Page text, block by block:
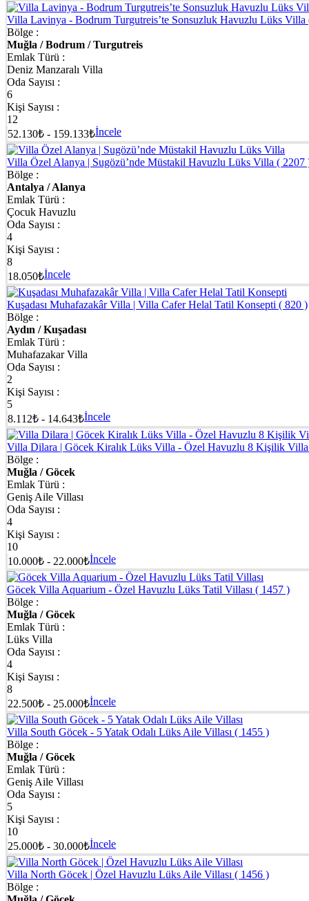
Villa Lavinya - Bodrum Turgutreis’te Sonsuzluk Havuzlu Lüks Villa
Bölge :
Muğla / Bodrum / Turgutreis
Emlak Türü :
Deniz Manzaralı Villa
Oda Sayısı :
6
Kişi Sayısı :
12
52.130₺ - 159.133₺İncele
Villa Özel Alanya | Sugözü’nde Müstakil Havuzlu Lüks Villa ( 2207
Bölge :
Antalya / Alanya
Emlak Türü :
Çocuk Havuzlu
Oda Sayısı :
4
Kişi Sayısı :
8
18.050₺İncele
Kuşadası Muhafazakâr Villa | Villa Cafer Helal Tatil Konsepti ( 820 )
Bölge :
Aydın / Kuşadası
Emlak Türü :
Muhafazakar Villa
Oda Sayısı :
2
Kişi Sayısı :
5
8.112₺ - 14.643₺İncele
Villa Dilara | Göcek Kiralık Lüks Villa - Özel Havuzlu 8 Kişilik Villa
Bölge :
Muğla / Göcek
Emlak Türü :
Geniş Aile Villası
Oda Sayısı :
4
Kişi Sayısı :
10
10.000₺ - 22.000₺İncele
Göcek Villa Aquarium - Özel Havuzlu Lüks Tatil Villası ( 1457 )
Bölge :
Muğla / Göcek
Emlak Türü :
Lüks Villa
Oda Sayısı :
4
Kişi Sayısı :
8
22.500₺ - 25.000₺İncele
Villa South Göcek - 5 Yatak Odalı Lüks Aile Villası ( 1455 )
Bölge :
Muğla / Göcek
Emlak Türü :
Geniş Aile Villası
Oda Sayısı :
5
Kişi Sayısı :
10
25.000₺ - 30.000₺İncele
Villa North Göcek | Özel Havuzlu Lüks Aile Villası ( 1456 )
Bölge :